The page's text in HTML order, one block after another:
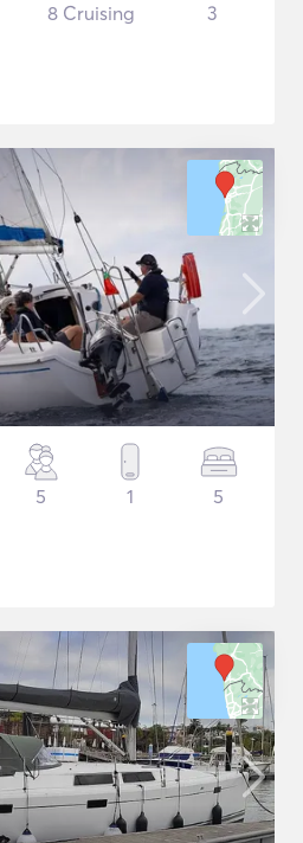
8 Cruising 3
5 1 5